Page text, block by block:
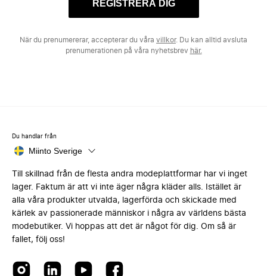
REGISTRERA DIG
När du prenumererar, accepterar du våra villkor. Du kan alltid avsluta
prenumerationen på våra nyhetsbrev här.
Du handlar från
Miinto Sverige
Till skillnad från de flesta andra modeplattformar har vi inget
lager. Faktum är att vi inte äger några kläder alls. Istället är
alla våra produkter utvalda, lagerförda och skickade med
kärlek av passionerade människor i några av världens bästa
modebutiker. Vi hoppas att det är något för dig. Om så är
fallet, följ oss!